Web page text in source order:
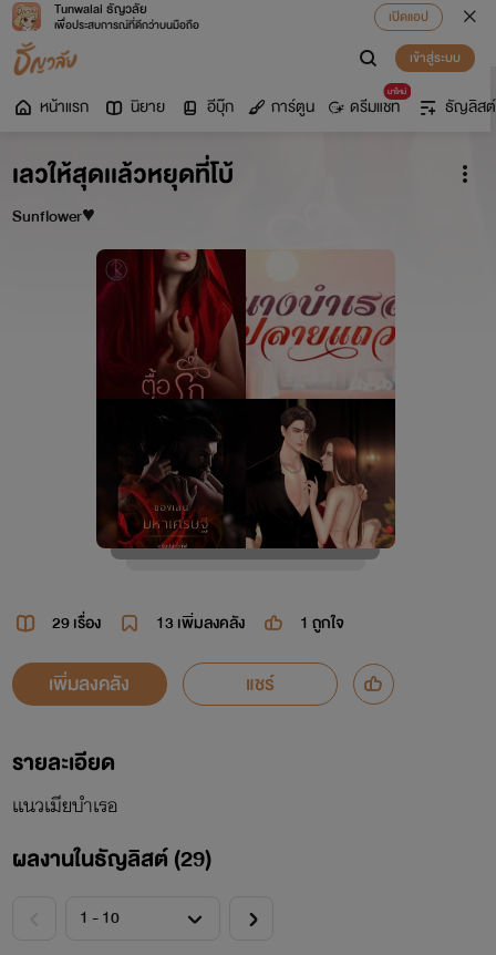
Tunwalai ธัญวลัย
เพื่อประสบการณ์ที่ดีกว่าบนมือถือ
เปิดแอป
เข้าสู่ระบบ
หน้าแรก นิยาย อีบุ๊ก การ์ตูน
มาใหม่
ดรีมแชท ธัญลิสต์
เลวให้สุดเเล้วหยุดที่โบ้
Sunflower♥️
29 เรื่อง 13เพิ่มลงคลัง 1 ถูกใจ
เพิ่มลงคลัง แชร์
รายละเอียด
เเนวเมียบำเรอ
ผลงานในธัญลิสต์ (29)